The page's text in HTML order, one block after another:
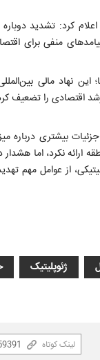
کرد: تشدید
منفی برای
نهاد مالی
اقتصادی را تضعیف
بیشتری درباره
ارائه نکرد، اما هشدار
از عوامل مهم
ژئوپلیتیک
لینک کوتاه